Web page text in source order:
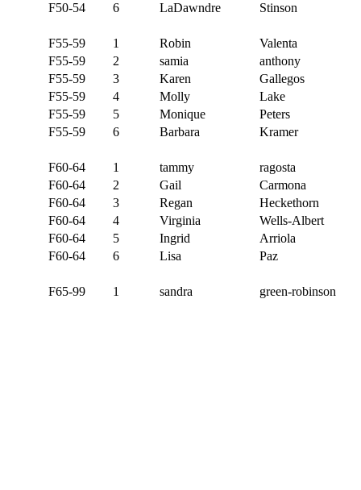
F50-54
6 LaDawndre Stinson
F55-59 1 Robin
Valenta
F55-59
2 samia
anthony
F55-59
3 Karen
Gallegos
F55-59
4 Molly
Lake
F55-59
5 Monique
Peters
F55-59
6 Barbara Kramer
F60-64 1 tammy
ragosta
F60-64
2 Gail
Carmona
F60-64
3 Regan
Heckethorn
F60-64
4 Virginia
Wells-Albert
F60-64
5 Ingrid
Arriola
F60-64
6 Lisa Paz
F65-99 1 sandra green-robinson